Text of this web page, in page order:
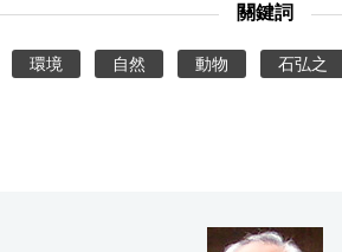
關鍵詞
環境 自然 動物 石弘之